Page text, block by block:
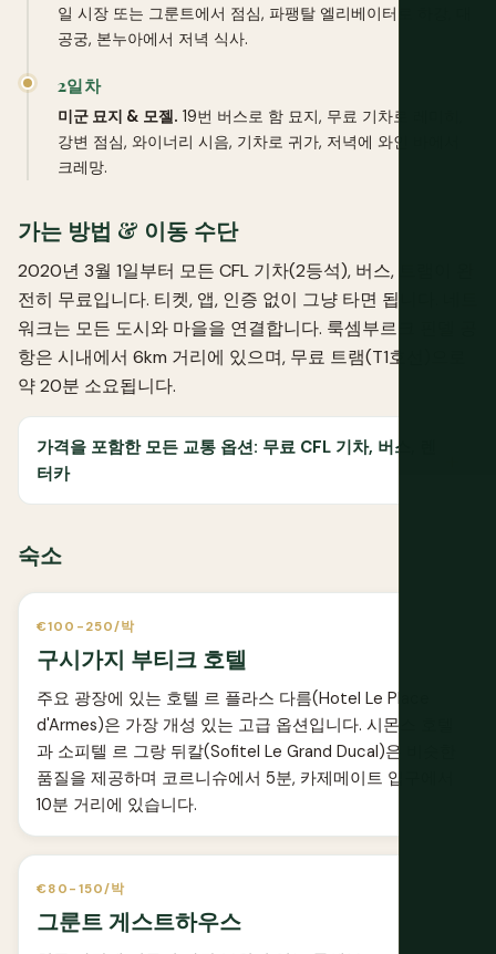
일 시장 또는 그룬트에서 점심, 파팽탈 엘리베이터로 하강, 대
공궁, 본누아에서 저녁 식사.
2일차
미군 묘지 & 모젤. 19번 버스로 함 묘지, 무료 기차로 레미히,
강변 점심, 와이너리 시음, 기차로 귀가, 저녁에 와인 바에서
크레망.
가는 방법 & 이동 수단
2020년 3월 1일부터 모든 CFL 기차(2등석), 버스, 트램이 완
전히 무료입니다. 티켓, 앱, 인증 없이 그냥 타면 됩니다. 네트
워크는 모든 도시와 마을을 연결합니다. 룩셈부르크 핀델 공
항은 시내에서 6km 거리에 있으며, 무료 트램(T1호선)으로
약 20분 소요됩니다.
가격을 포함한 모든 교통 옵션: 무료 CFL 기차, 버스, 렌
터카
숙소
€100-250/박
구시가지 부티크 호텔
주요 광장에 있는 호텔 르 플라스 다름(Hotel Le Place
d'Armes)은 가장 개성 있는 고급 옵션입니다. 시몬스 호텔
과 소피텔 르 그랑 뒤칼(Sofitel Le Grand Ducal)은 비슷한
품질을 제공하며 코르니슈에서 5분, 카제메이트 입구에서
10분 거리에 있습니다.
€80-150/박
그룬트 게스트하우스